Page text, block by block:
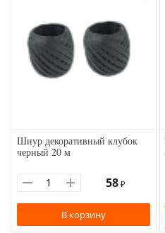
Шнур декоративный клубок
черный 20 м
58 ₽
В корзину